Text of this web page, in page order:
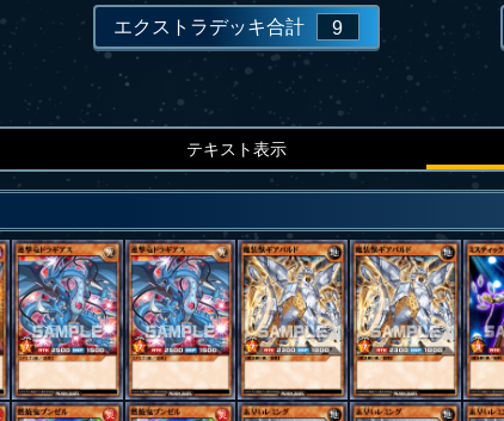
エクストラデッキ合計 9
テキスト表示